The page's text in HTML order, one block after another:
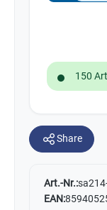
150
Share
Art.-Nr.:
EAN: